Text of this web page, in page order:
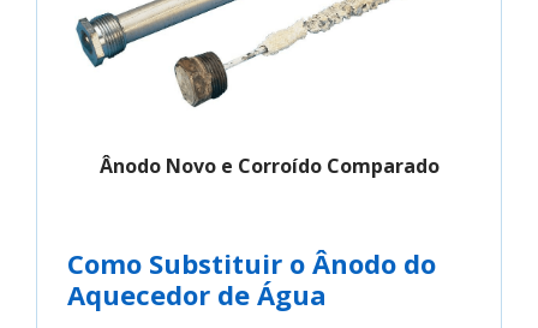
Ânodo Novo e Corroído Comparado
Como Substituir o Ânodo do
Aquecedor de Água